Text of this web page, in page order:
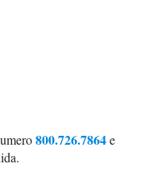
800.726.7864e